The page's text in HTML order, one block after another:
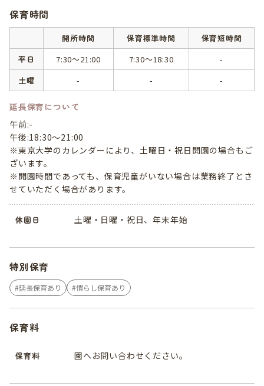
保育時間
開所時間 保育標準時間
保育短時間
平日
7:30～21:00 7:30～18:30
-
土曜
- - -
延長保育について
午前:-
午後:18:30～21:00
※東京大学のカレンダーにより、土曜日・祝日開園の場合もご
ざいます。
※開園時間であっても、保育児童がいない場合は業務終了とさ
せていただく場合があります。
休園日 土曜・日曜・祝日、年末年始
特別保育
延長保育あり 慣らし保育あり
保育料
保育料 園へお問い合わせください。